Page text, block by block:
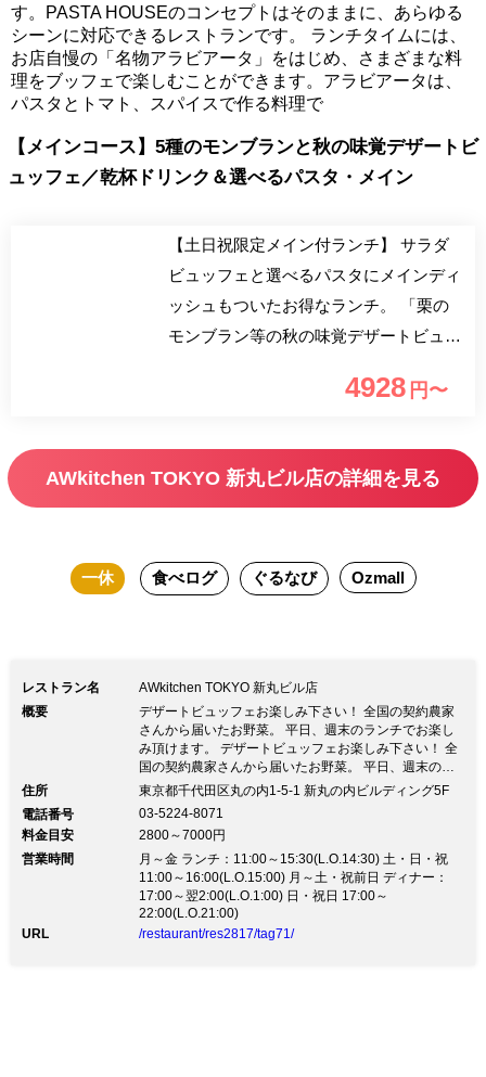
す。PASTA HOUSEのコンセプトはそのままに、あらゆる
シーンに対応できるレストランです。 ランチタイムには、
お店自慢の「名物アラビアータ」をはじめ、さまざまな料
理をブッフェで楽しむことができます。アラビアータは、
パスタとトマト、スパイスで作る料理で
【メインコース】5種のモンブランと秋の味覚デザートビ
ュッフェ／乾杯ドリンク＆選べるパスタ・メイン
【土日祝限定メイン付ランチ】 サラダ
ビュッフェと選べるパスタにメインディ
ッシュもついたお得なランチ。 「栗の
モンブラン等の秋の味覚デザートビュッ
ンブランや紫いも、洋梨、かぼちゃなど
放題！ 契約農家から届いた「季節野菜
クバー」さらに「選べるメインディッシ
4928 円〜
AWkitchen TOKYO 新丸ビル店の詳細を見る
一休 食べログ ぐるなび Ozmall
レストラン名
AWkitchen TOKYO 新丸ビル店
概要
デザートビュッフェお楽しみ下さい！ 全国の契約農家
さんから届いたお野菜。 平日、週末のランチでお楽し
み頂けます。 デザートビュッフェお楽しみ下さい！ 全
国の契約農家さんから届いたお野菜。 平日、週末のラ
ンチでお楽しみ頂けます。婚礼や結婚式2次会も承って
パーティープランに！ お野菜いっぱい、美味しい手打
ちパスタのコースに飲み放題つきのプランが登場です。
ランチは人気のブッフェがさらに進化！ボウルで楽しむ
カスタムサラダのブッフェです♪
住所
東京都千代田区丸の内1-5-1 新丸の内ビルディング5F
電話番号
03-5224-8071
料金目安
2800～7000円
営業時間
月～金 ランチ：11:00～15:30(L.O.14:30) 土・日・祝
11:00～16:00(L.O.15:00) 月～土・祝前日 ディナー：
17:00～翌2:00(L.O.1:00) 日・祝日 17:00～
22:00(L.O.21:00)
URL
/restaurant/res2817/tag71/